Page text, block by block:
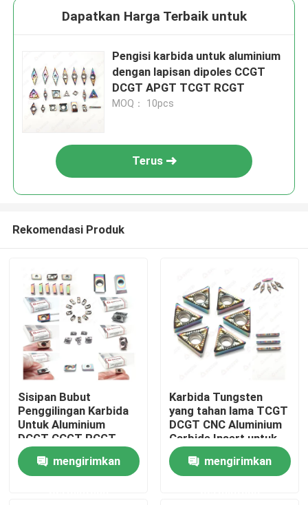
Rumah
Dapatkan Harga Terbaik untuk
Pengisi karbida untuk aluminium
dengan lapisan dipoles CCGT
DCGT APGT TCGT RCGT
MOQ： 10pcs
Terus
Rekomendasi Produk
Sisipan Bubut
Penggilingan Karbida
Untuk Aluminium
DCGT CCGT RCGT
TCGT Aluminium
mengirimkan
Karbida Tungsten
yang tahan lama TCGT
DCGT CNC Aluminium
Carbide Insert untuk
presisi
mengirimkan